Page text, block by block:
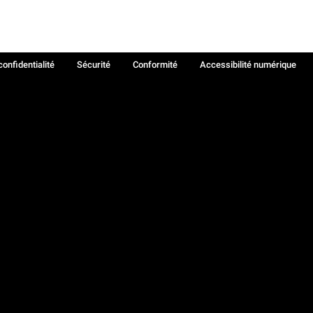
Sécurité Conformité
Accessibilité numérique